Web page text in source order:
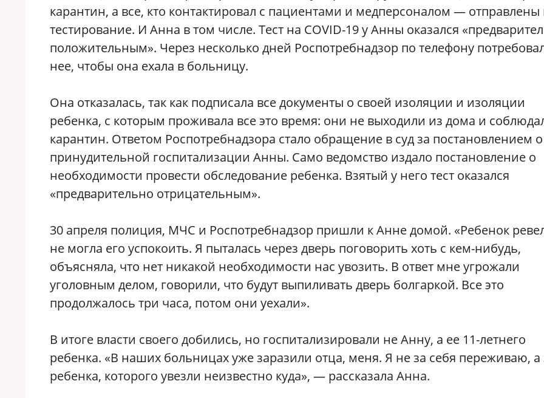
карантин, а все, кто контактировал с пациентами и медперсоналом — отправлены
тестирование. И Анна в том числе. Тест на COVID-19 у Анны оказался
положительным». Через несколько дней Роспотребнадзор по телефону
нее, чтобы она ехала в больницу.
Она отказалась, так как подписала все документы о своей изоляции и изоляции
ребенка, с которым проживала все это время: они не выходили из дома и
карантин. Ответом Роспотребнадзора стало обращение в суд за постановлением о
принудительной госпитализации Анны. Само ведомство издало постановление о
необходимости провести обследование ребенка. Взятый у него тест оказался
«предварительно отрицательным».
30 апреля полиция, МЧС и Роспотребнадзор пришли к Анне домой. «Ребенок
не могла его успокоить. Я пыталась через дверь поговорить хоть с кем-нибудь,
объясняла, что нет никакой необходимости нас увозить. В ответ мне угрожали
уголовным делом, говорили, что будут выпиливать дверь болгаркой. Все это
продолжалось три часа, потом они уехали».
В итоге власти своего добились, но госпитализировали не Анну, а ее 11-летнего
ребенка. «В наших больницах уже заразили отца, меня. Я не за себя переживаю, а
ребенка, которого увезли неизвестно куда», — рассказала Анна.